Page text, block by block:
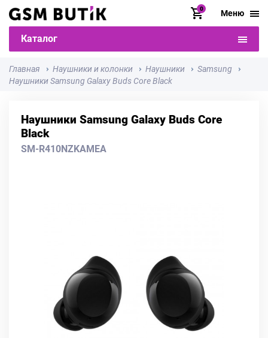
0 Меню
Каталог
Главная Наушники и колонки Наушники
Samsung
Наушники Samsung Galaxy Buds Core Black
Наушники Samsung Galaxy Buds Core
Black
SM-R410NZKAMEA